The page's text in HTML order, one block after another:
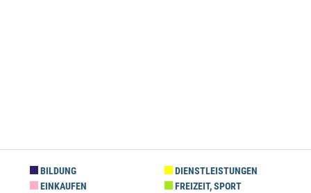
BILDUNG
DIENSTLEISTUNGEN
EINKAUFEN
FREIZEIT, SPORT